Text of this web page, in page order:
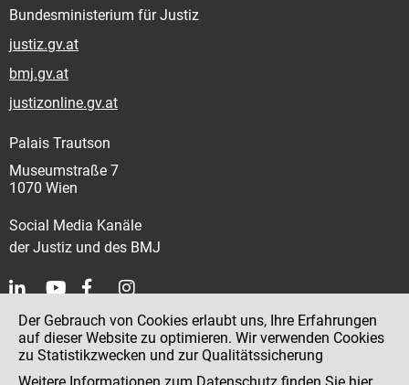
Bundesministerium für Justiz
justiz.gv.at
bmj.gv.at
justizonline.gv.at
Palais Trautson
Museumstraße 7
1070 Wien
Social Media Kanäle
der Justiz und des BMJ
Kontakt
Impressum
Der Gebrauch von Cookies erlaubt uns, Ihre Erfahrungen
auf dieser Website zu optimieren. Wir verwenden Cookies
zu Statistikzwecken und zur Qualitätssicherung